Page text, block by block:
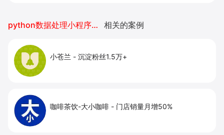
增长。
python数据处理小程序开发 相关的案例
小苍兰 - 沉淀粉丝1.5万+
咖啡茶饮-大小咖啡 - 门店销量月增50%